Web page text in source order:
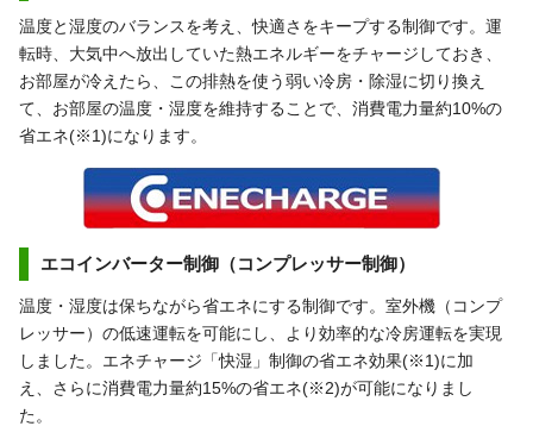
温度と湿度のバランスを考え、快適さをキープする制御です。運
転時、大気中へ放出していた熱エネルギーをチャージしておき、
お部屋が冷えたら、この排熱を使う弱い冷房・除湿に切り換え
て、お部屋の温度・湿度を維持することで、消費電力量約10%の
省エネ(※1)になります。
エコインバーター制御（コンプレッサー制御）
温度・湿度は保ちながら省エネにする制御です。室外機（コンプ
レッサー）の低速運転を可能にし、より効率的な冷房運転を実現
しました。エネチャージ「快湿」制御の省エネ効果(※1)に加
え、さらに消費電力量約15%の省エネ(※2)が可能になりまし
た。